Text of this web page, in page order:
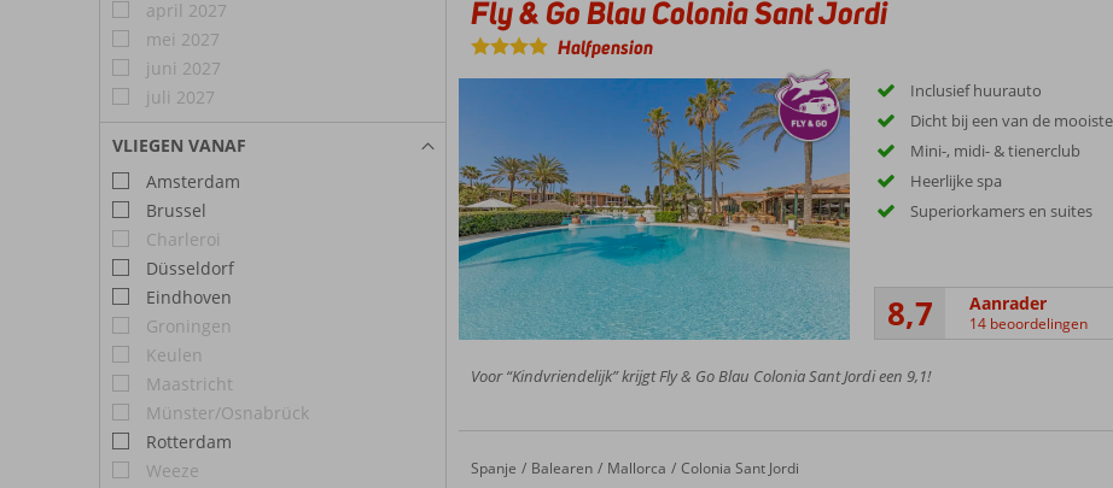
april 2027
mei 2027
juni 2027
juli 2027
VLIEGEN VANAF
Amsterdam
Brussel
Charleroi
Düsseldorf
Eindhoven
Groningen
Keulen
Maastricht
Münster/Osnabrück
Rotterdam
Weeze
Fly & Go Blau Colonia Sant Jordi
Halfpension
Inclusief huurauto
Dicht bij een van de
Mini-, midi- & tienerclub
Heerlijke spa
Superiorkamers en suites
8,7 Aanrader
14 beoordelingen
Voor “Kindvriendelijk” krijgt Fly & Go Blau Colonia Sant Jordi een 9,1!
Home
Spanje Balearen Mallorca Colonia Sant Jordi
Iberostar Selection Es Trenc